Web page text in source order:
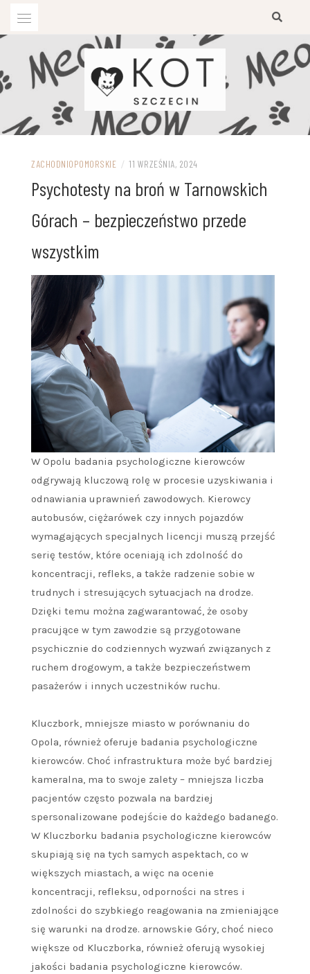
treści
ZACHODNIOPOMORSKIE / 11 WRZEŚNIA, 2024
Psychotesty na broń w Tarnowskich
Górach – bezpieczeństwo przede
wszystkim
W Opolu badania psychologiczne kierowców
odgrywają kluczową rolę w procesie uzyskiwania i
odnawiania uprawnień zawodowych. Kierowcy
autobusów, ciężarówek czy innych pojazdów
wymagających specjalnych licencji muszą przejść
serię testów, które oceniają ich zdolność do
koncentracji, refleks, a także radzenie sobie w
trudnych i stresujących sytuacjach na drodze.
Dzięki temu można zagwarantować, że osoby
pracujące w tym zawodzie są przygotowane
psychicznie do codziennych wyzwań związanych z
ruchem drogowym, a także bezpieczeństwem
pasażerów i innych uczestników ruchu.
Kluczbork, mniejsze miasto w porównaniu do
Opola, również oferuje badania psychologiczne
kierowców. Choć infrastruktura może być bardziej
kameralna, ma to swoje zalety – mniejsza liczba
pacjentów często pozwala na bardziej
spersonalizowane podejście do każdego badanego.
W Kluczborku badania psychologiczne kierowców
skupiają się na tych samych aspektach, co w
większych miastach, a więc na ocenie
koncentracji, refleksu, odporności na stres i
zdolności do szybkiego reagowania na zmieniające
się warunki na drodze. arnowskie Góry, choć nieco
większe od Kluczborka, również oferują wysokiej
jakości badania psychologiczne kierowców.